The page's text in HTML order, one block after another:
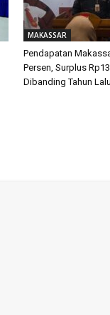
MAKASSAR
Pendapatan
Persen, Surplus
Dibanding Tahun Lalu